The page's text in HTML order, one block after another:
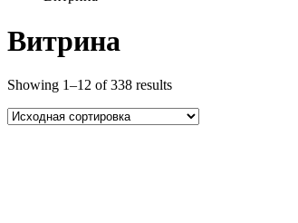
Витрина
Showing 1–12 of 338 results